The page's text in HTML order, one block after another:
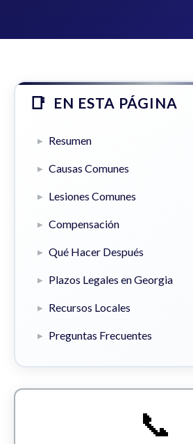
EN ESTA PÁGINA
Resumen
Causas Comunes
Lesiones Comunes
Compensación
Qué Hacer Después
Plazos Legales en Georgia
Recursos Locales
Preguntas Frecuentes
📞